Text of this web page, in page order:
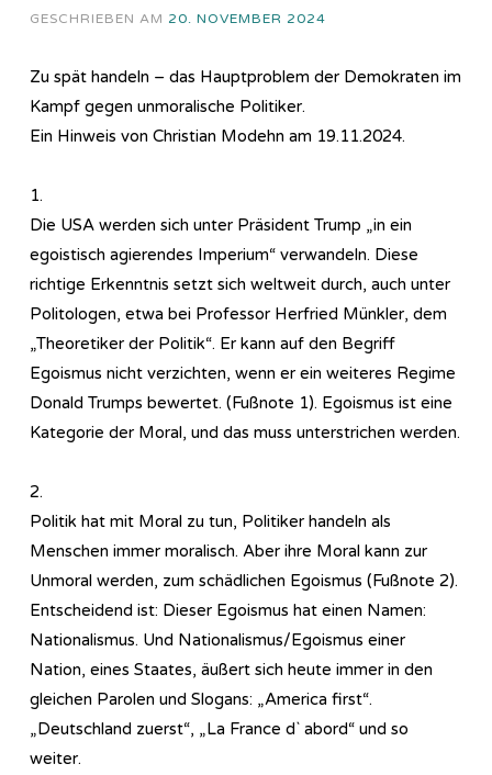
GESCHRIEBEN AM 20. NOVEMBER 2024
Zu spät handeln – das Hauptproblem der Demokraten im
Kampf gegen unmoralische Politiker.
Ein Hinweis von Christian Modehn am 19.11.2024.
1.
Die USA werden sich unter Präsident Trump „in ein
egoistisch agierendes Imperium“ verwandeln. Diese
richtige Erkenntnis setzt sich weltweit durch, auch unter
Politologen, etwa bei Professor Herfried Münkler, dem
„Theoretiker der Politik“. Er kann auf den Begriff
Egoismus nicht verzichten, wenn er ein weiteres Regime
Donald Trumps bewertet. (Fußnote 1). Egoismus ist eine
Kategorie der Moral, und das muss unterstrichen werden.
2.
Politik hat mit Moral zu tun, Politiker handeln als
Menschen immer moralisch. Aber ihre Moral kann zur
Unmoral werden, zum schädlichen Egoismus (Fußnote 2).
Entscheidend ist: Dieser Egoismus hat einen Namen:
Nationalismus. Und Nationalismus/Egoismus einer
Nation, eines Staates, äußert sich heute immer in den
gleichen Parolen und Slogans: „America first“.
„Deutschland zuerst“, „La France d` abord“ und so
weiter.